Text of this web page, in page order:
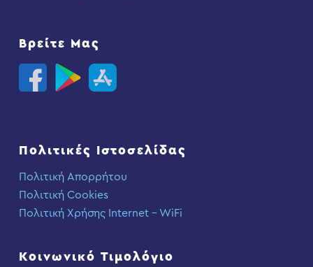
Βρείτε Μας
Πολιτικές Ιστοσελίδας
Πολιτική Απορρήτου
Πολιτική Cookies
Πολιτική Χρήσης Internet – WiFi
Κοινωνικό Τιμολόγιο